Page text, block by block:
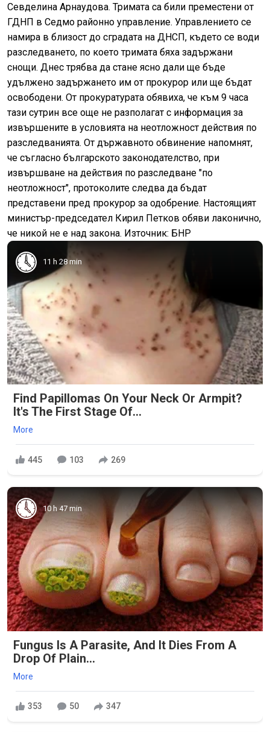
Севделина Арнаудова. Тримата са били преместени от
ГДНП в Седмо районно управление. Управлението се
намира в близост до сградата на ДНСП, където се води
разследването, по което тримата бяха задържани
снощи. Днес трябва да стане ясно дали ще бъде
удължено задържането им от прокурор или ще бъдат
освободени. От прокуратурата обявиха, че към 9 часа
тази сутрин все още не разполагат с информация за
извършените в условията на неотложност действия по
разследванията. От държавното обвинение напомнят,
че съгласно българското законодателство, при
извършване на действия по разследване "по
неотложност", протоколите следва да бъдат
представени пред прокурор за одобрение. Настоящият
министър-председател Кирил Петков обяви лаконично,
че никой не е над закона. Източник: БНР
11 h 28 min
Find Papillomas On Your Neck Or Armpit?
It's The First Stage Of...
More
445 103 269
10 h 47 min
Fungus Is A Parasite, And It Dies From A
Drop Of Plain...
More
353 50 347